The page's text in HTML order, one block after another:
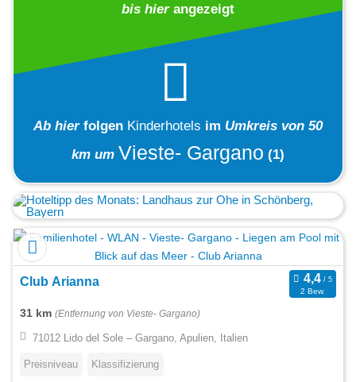
bis hierangezeigt
Ab hier folgen Kinderhotels im Umkreis von 50
km um Vieste- Gargano (1)
Club Arianna
2 Bew.
31 km (Entfernung von Vieste- Gargano)
71012 Lido del Sole – Gargano, Apulien, Italien
Preisniveau Klassifizierung